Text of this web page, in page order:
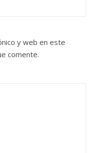
y web en este
comente.